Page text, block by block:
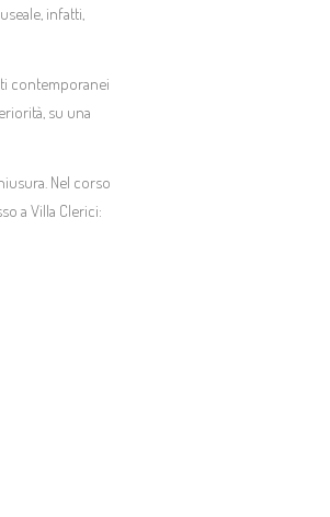
infatti,
contemporanei
su una
Nel corso
a Villa Clerici: